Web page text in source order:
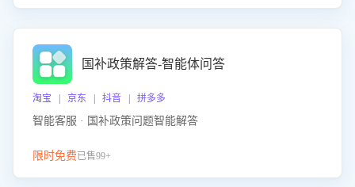
国补政策解答-智能体问答
淘宝 | 京东 | 抖音 | 拼多多
智能客服 · 国补政策问题智能解答
限时免费已售99+